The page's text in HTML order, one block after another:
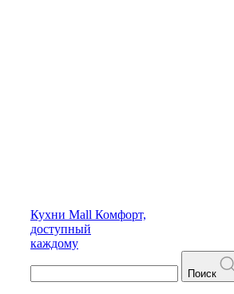
Кухни Mall Комфорт,
доступный
каждому
Поиск